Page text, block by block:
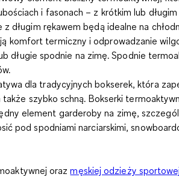
i fasonach – z krótkim lub
długim rękawem będą idealne na
komfort termiczny i odprowadzanie
długie spodnie na zimę. Spodnie
dla tradycyjnych bokserek, która
szybko schną. Bokserki
element garderoby na zimę,
pod spodniami narciarskimi,
orazmęskiej odzieży